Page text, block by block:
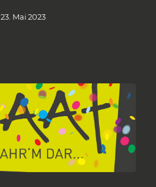
23. Mai 2023